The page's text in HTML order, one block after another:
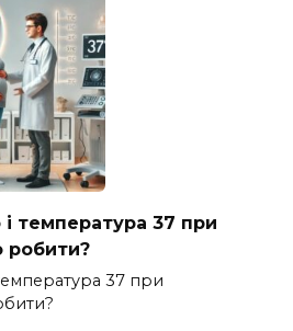
температура 37 при
робити?
37 при